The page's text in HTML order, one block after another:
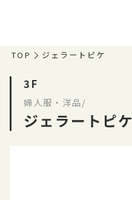
TOP ジェラートピケ
3F
婦人服・洋品/
ジェラートピケ